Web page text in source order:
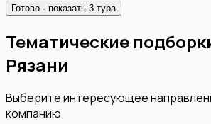
Готово · показать 3 тура
Тематические
Рязани
Выберите интересующее
компанию